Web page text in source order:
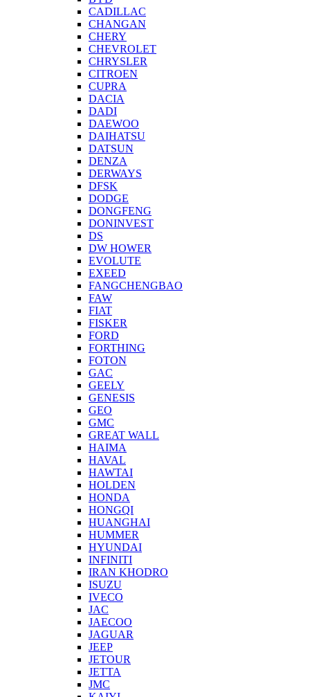
CADILLAC
CHANGAN
CHERY
CHEVROLET
CHRYSLER
CITROEN
CUPRA
DACIA
DADI
DAEWOO
DAIHATSU
DATSUN
DENZA
DERWAYS
DFSK
DODGE
DONGFENG
DONINVEST
DS
DW HOWER
EVOLUTE
EXEED
FANGCHENGBAO
FAW
FIAT
FISKER
FORD
FORTHING
FOTON
GAC
GEELY
GENESIS
GEO
GMC
GREAT WALL
HAIMA
HAVAL
HAWTAI
HOLDEN
HONDA
HONGQI
HUANGHAI
HUMMER
HYUNDAI
INFINITI
IRAN KHODRO
ISUZU
IVECO
JAC
JAECOO
JAGUAR
JEEP
JETOUR
JETTA
JMC